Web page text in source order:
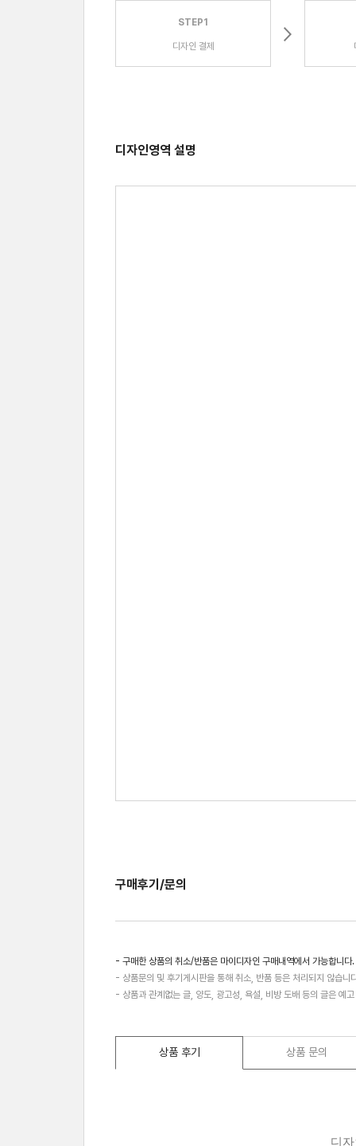
STEP1
디자인 결제
디자인영역 설명
구매후기/문의
- 구매한 상품의 취소/반품은 마이디자인 구매내역에서 가능합니다.
- 상품문의 및 후기게시판을 통해 취소, 반품 등은 처리되지 않습니
- 상품과 관계없는 글, 양도, 광고성, 욕설, 비방 도배 등의 글은 예
상품 후기 상품 문의